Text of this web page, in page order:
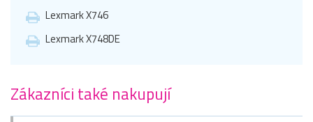
Lexmark X746
Lexmark X748DE
Zákazníci také nakupují